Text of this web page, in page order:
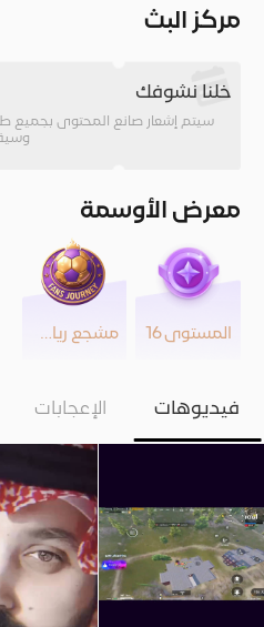
مركز البث
خلنا نشوفك
سيتم إشعار صانع المحتوى بجميع
معرض الأوسمة
المستوى 16 مشجع رياضي
فيديوهات الإعجابات